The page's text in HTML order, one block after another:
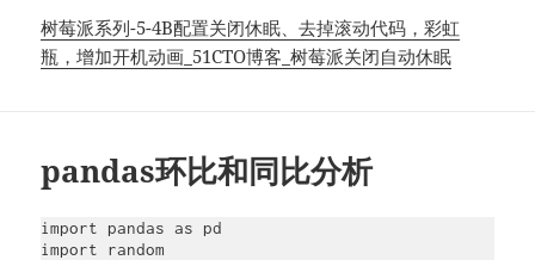
树莓派系列-5-4B配置关闭休眠、去掉滚动代码，彩虹
瓶，增加开机动画_51CTO博客_树莓派关闭自动休眠
pandas环比和同比分析
import pandas as pd
import random